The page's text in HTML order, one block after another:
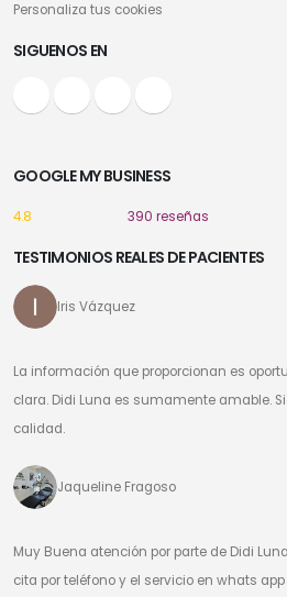
Personaliza tus cookies
SIGUENOS EN
GOOGLE MY BUSINESS
4.8 390 reseñas
TESTIMONIOS REALES DE PACIENTES
Iris Vázquez
La información que proporcionan es
clara. Didi Luna es sumamente amable.
calidad.
Jaqueline Fragoso
Muy Buena atención por parte de Didi
cita por teléfono y el servicio en whats